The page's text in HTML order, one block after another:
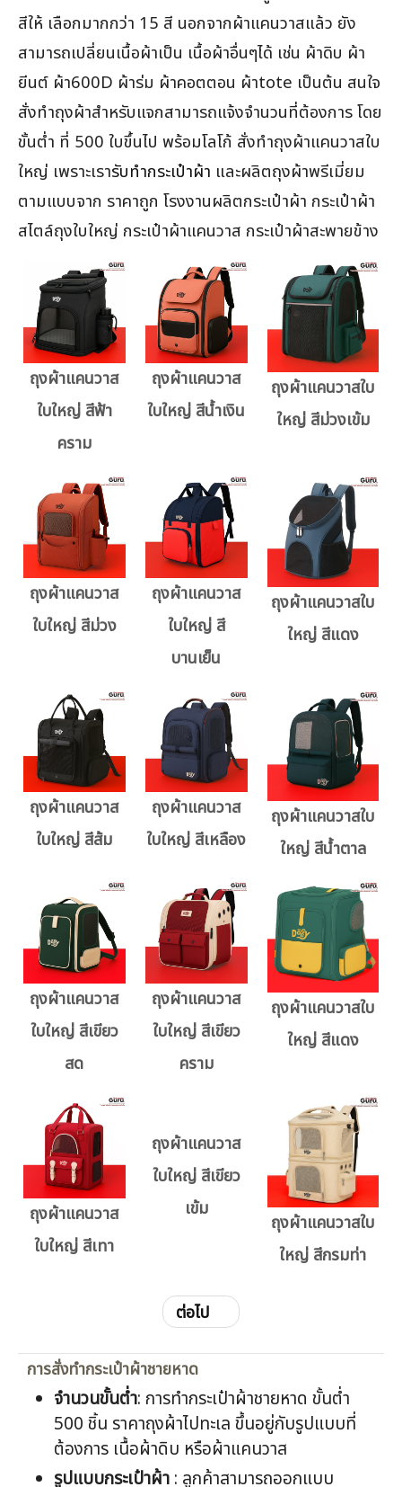
สีให้ เลือกมากกว่า 15 สี นอกจากผ้าแคนวาสแล้ว ยัง
สามารถเปลี่ยนเนื้อผ้าเป็น เนื้อผ้าอื่นๆได้ เช่น ผ้าดิบ ผ้า
ยีนต์ ผ้า600D ผ้าร่ม ผ้าคอตตอน ผ้าtote เป็นต้น สนใจ
สั่งทำถุงผ้าสำหรับแจกสามารถแจ้งจำนวนที่ต้องการ โดย
ขั้นต่ำ ที่ 500 ใบขึ้นไป พร้อมโลโก้ สั่งทำถุงผ้าแคนวาสใบ
ใหญ่ เพราะเรารับทำกระเป๋าผ้า และผลิตถุงผ้าพรีเมี่ยม
ตามแบบจาก ราคาถูก โรงงานผลิตกระเป๋าผ้า กระเป๋าผ้า
สไตล์ถุงใบใหญ่ กระเป๋าผ้าแคนวาส กระเป๋าผ้าสะพายข้าง
ถุงผ้าแคนวาส
ใบใหญ่ สีฟ้า
คราม
ถุงผ้าแคนวาส
ใบใหญ่ สีน้ำเงิน
ถุงผ้าแคนวาสใบ
ใหญ่ สีม่วงเข้ม
ถุงผ้าแคนวาส
ใบใหญ่ สีม่วง
ถุงผ้าแคนวาส
ใบใหญ่ สี
บานเย็น
ถุงผ้าแคนวาสใบ
ใหญ่ สีแดง
ถุงผ้าแคนวาส
ใบใหญ่ สีส้ม
ถุงผ้าแคนวาส
ใบใหญ่ สีเหลือง
ถุงผ้าแคนวาสใบ
ใหญ่ สีน้ำตาล
ถุงผ้าแคนวาส
ใบใหญ่ สีเขียว
สด
ถุงผ้าแคนวาส
ใบใหญ่ สีเขียว
คราม
ถุงผ้าแคนวาสใบ
ใหญ่ สีแดง
ถุงผ้าแคนวาส
ใบใหญ่ สีเทา
ถุงผ้าแคนวาส
ถุงผ้าแคนวาสใบ
ใหญ่ สีกรมท่า
การสั่งทำกระเป๋าผ้าชายหาด
จำนวนขั้นต่ำ: การทำกระเป๋าผ้าชายหาด ขั้นต่ำ
500 ชิ้น ราคาถุงผ้าไปทะเล ขึ้นอยู่กับรูปแบบที่
ต้องการ เนื้อผ้าดิบ หรือผ้าแคนวาส